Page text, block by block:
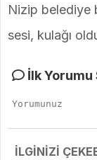
Nizip belediye
sesi, kulağı
İlk Yorumu
İLGİNİZİ